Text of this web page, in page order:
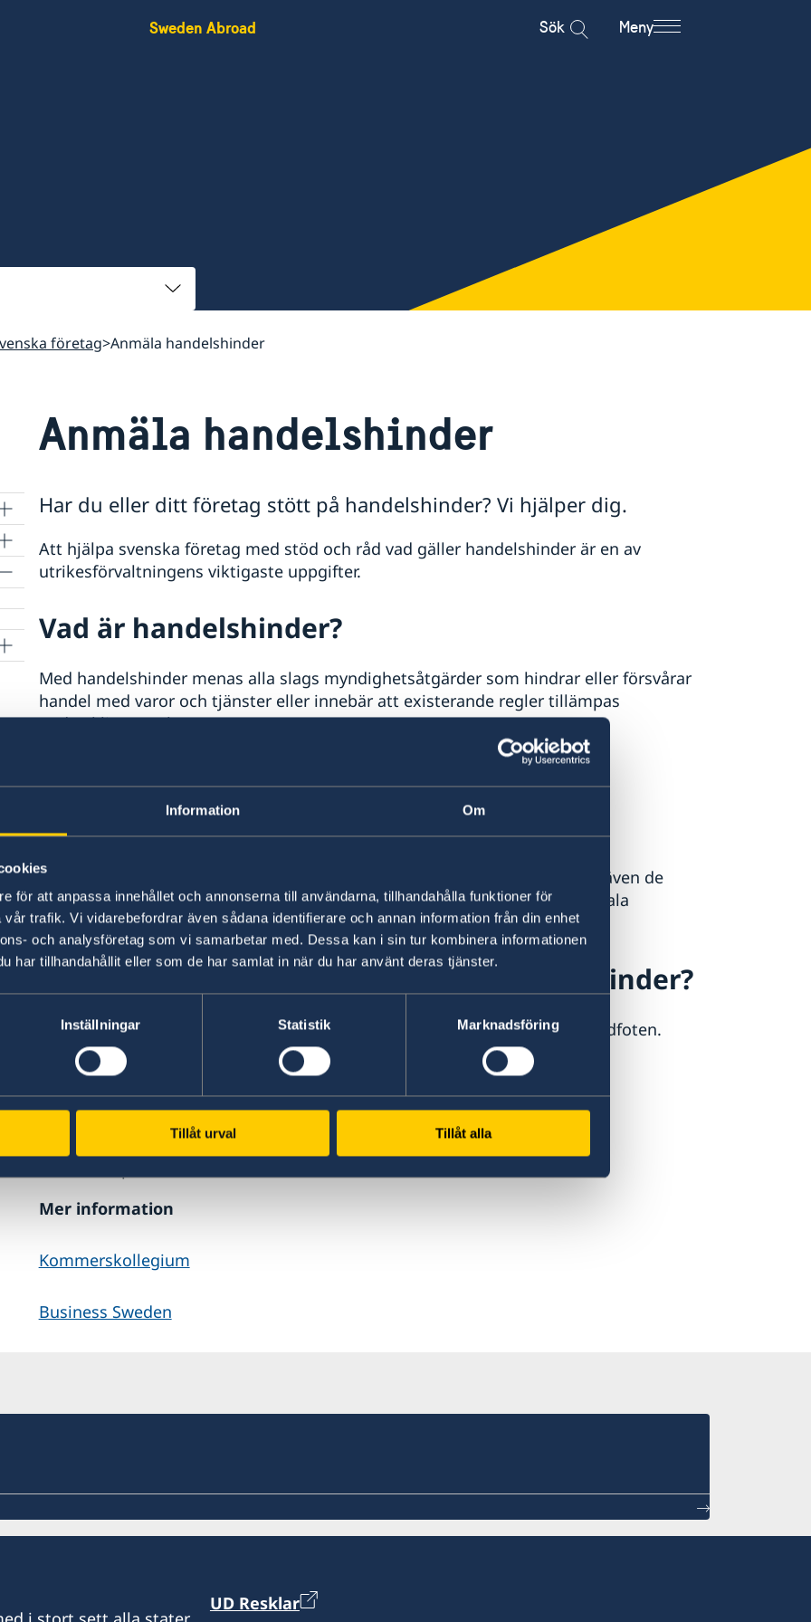
Information Om
för att anpassa innehållet och annonserna till användarna, tillhandahålla funktioner för
trafik. Vi vidarebefordrar även sådana identifierare och annan information från din enhet
och analysföretag som vi samarbetar med. Dessa kan i sin tur kombinera informationen
har tillhandahållit eller som de har samlat in när du har använt deras tjänster.
Inställningar Statistik Marknadsföring
Tillåt urval Tillåt alla
Sweden Abroad Sök Meny
företag Anmäla handelshinder
Anmäla handelshinder
Har du eller ditt företag stött på handelshinder? Vi hjälper dig.
Att hjälpa svenska företag med stöd och råd vad gäller handelshinder är en av
utrikesförvaltningens viktigaste uppgifter.
Vad är handelshinder?
Med handelshinder menas alla slags myndighetsåtgärder som hindrar eller försvårar
handel med varor och tjänster eller innebär att existerande regler tillämpas
godtyckligt. Det kan vara:
oklar lagstiftning eller svårhanterlig byråkrati
politisk inblandning i olika ärenden eller rättsliga processer.
Världshandelsorganisationens (WTO) regler om icke-diskriminering, men även de
frihandelsavtal som EU ingått med tredje land. I vissa fall kan även bilaterala
investeringsskyddsavtal vara aktuella.
Har du eller ditt företag stött på handelshinder?
Då är du välkommen att kontakta oss. Maila oss på adressen du hittar i sidfoten.
Ange:
datum
namn/företag
Mer information
Kommerskollegium
Business Sweden
UD Resklar